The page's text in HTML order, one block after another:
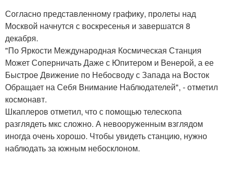
Согласно представленному графику, пролеты над
Москвой начнутся с воскресенья и завершатся 8
декабря.
"По Яркости Международная Космическая Станция
Может Соперничать Даже с Юпитером и Венерой, а ее
Быстрое Движение по Небосводу с Запада на Восток
Обращает на Себя Внимание Наблюдателей", - отметил
космонавт.
Шкаплеров отметил, что с помощью телескопа
разглядеть мкс сложно. А невооруженным взглядом
иногда очень хорошо. Чтобы увидеть станцию, нужно
наблюдать за южным небосклоном.